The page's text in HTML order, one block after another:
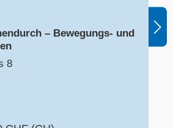
– Bewegungs- und
8